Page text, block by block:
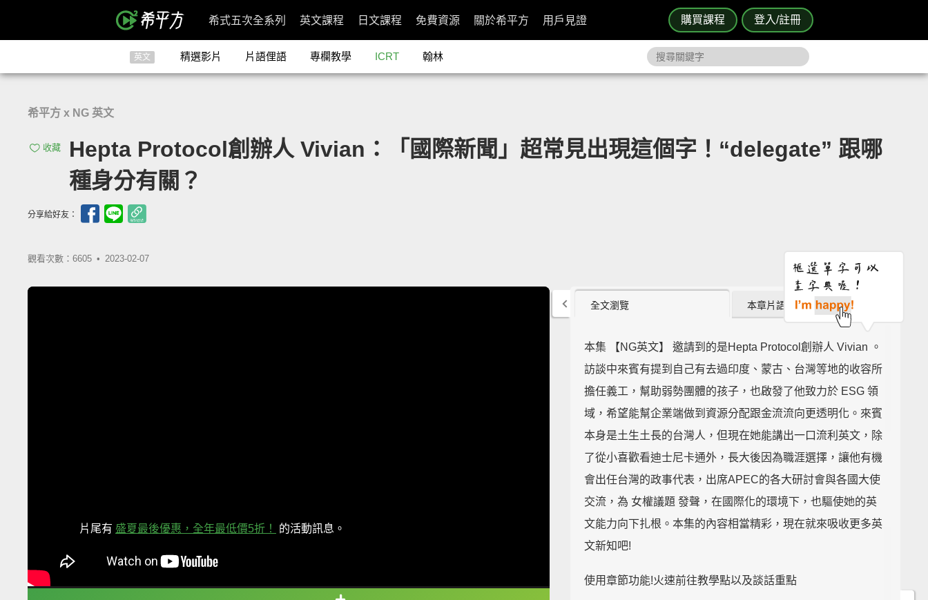
購買課程 登入/註冊
希式五次全系列 英文課程 日文課程 免費資源 關於希平方 用戶見證
英文 精選影片 片語俚語 專欄教學 ICRT 翰林
希平方 x NG 英文
收藏
Hepta Protocol創辦人 Vivian：「國際新聞」超常見出現這個字！“delegate” 跟哪
種身分有關？
分享給好友：
觀看次數：6605 • 2023-02-07
片尾有 盛夏最後優惠，全年最低價5折！ 的活動訊息。
全文瀏覽 本章片語 (0)
本集 【NG英文】 邀請到的是Hepta Protocol創辦人 Vivian 。
訪談中來賓有提到自己有去過印度、蒙古、台灣等地的收容所
擔任義工，幫助弱勢團體的孩子，也啟發了他致力於 ESG 領
域，希望能幫企業端做到資源分配跟金流流向更透明化。來賓
本身是土生土長的台灣人，但現在她能講出一口流利英文，除
了從小喜歡看迪士尼卡通外，長大後因為職涯選擇，讓他有機
會出任台灣的政事代表，出席APEC的各大研討會與各國大使
交流，為 女權議題 發聲，在國際化的環境下，也驅使她的英
文能力向下扎根。本集的內容相當精彩，現在就來吸收更多英
文新知吧!
使用章節功能!火速前往教學點以及談話重點